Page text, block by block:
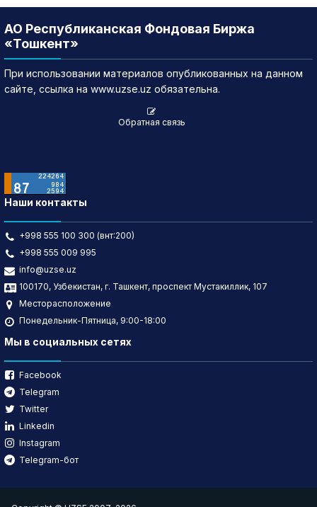
АО Республиканская Фондовая Биржа
«Тошкент»
При использовании материалов опубликованных на данном
сайте, ссылка на www.uzse.uz обязательна.
Обратная связь
Наши контакты
+998 555 100 300 (внт:200)
+998 555 009 995
info@uzse.uz
100170, Узбекистан, г. Ташкент, проспект Мустакиллик, 107
Месторасположение
Понедельник-Пятница, 9:00-18:00
Мы в социальных сетях
Facebook
Telegram
Twitter
Linkedin
Instagram
Telegram-бот